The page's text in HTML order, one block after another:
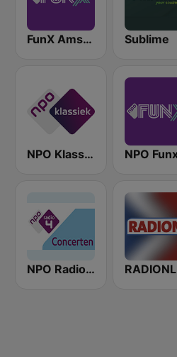
FunX Amsterdam Sublime
NPO Klassiek
NPO Radio 4 Concerten RADIONL